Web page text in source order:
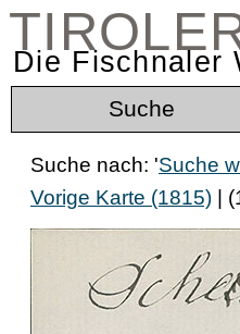
Die Fischnaler
Suche
Suche nach: 'Suche
Vorige Karte (1815) |